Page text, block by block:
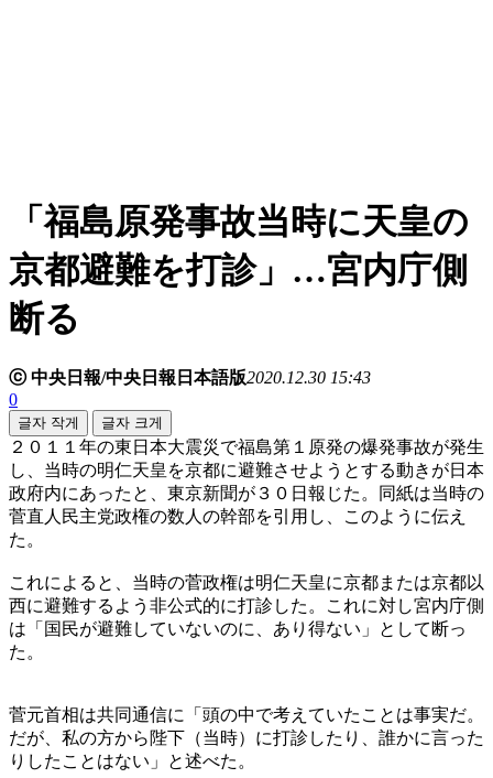
「福島原発事故当時に天皇の
京都避難を打診」…宮内庁側
断る
ⓒ 中央日報/中央日報日本語版2020.12.30 15:43
0
글자 작게 글자 크게
２０１１年の東日本大震災で福島第１原発の爆発事故が発生
し、当時の明仁天皇を京都に避難させようとする動きが日本
政府内にあったと、東京新聞が３０日報じた。同紙は当時の
菅直人民主党政権の数人の幹部を引用し、このように伝え
た。
これによると、当時の菅政権は明仁天皇に京都または京都以
西に避難するよう非公式的に打診した。これに対し宮内庁側
は「国民が避難していないのに、あり得ない」として断っ
た。
菅元首相は共同通信に「頭の中で考えていたことは事実だ。
だが、私の方から陛下（当時）に打診したり、誰かに言った
りしたことはない」と述べた。